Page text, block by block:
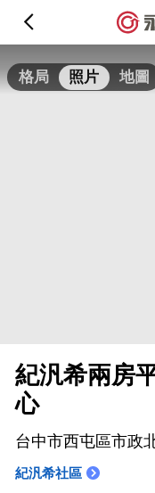
格局 照片 地圖
紀汎希兩房
心
台中市西屯區市政
紀汎希社區